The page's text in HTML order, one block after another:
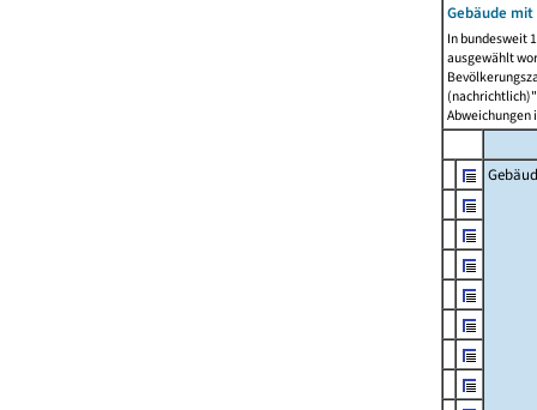
Gebäude
In bundesweit
ausgewählt
Abweichungen